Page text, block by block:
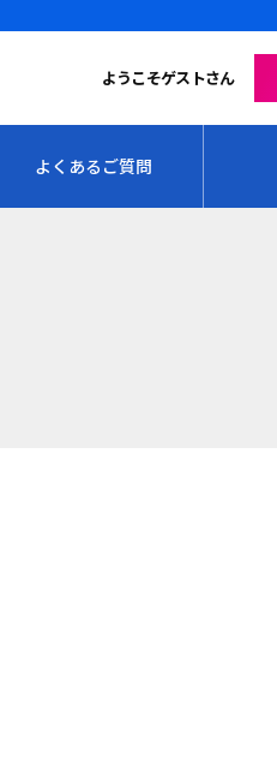
ようこそゲストさん
よくあるご質問